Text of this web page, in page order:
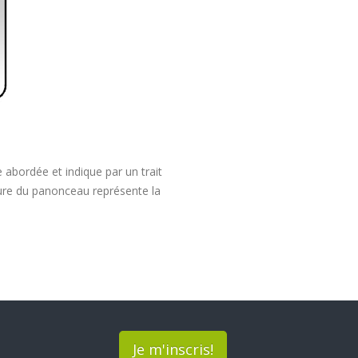
abordée et indique par un trait
du panonceau représente la
Je m'inscris!